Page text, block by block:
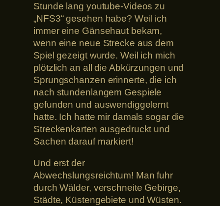
Stunde lang youtube-Videos zu
„NFS3“ gesehen habe? Weil ich
immer eine Gänsehaut bekam,
wenn eine neue Strecke aus dem
Spiel gezeigt wurde. Weil ich mich
plötzlich an all die Abkürzungen und
Sprungschanzen erinnerte, die ich
nach stundenlangem Gespiele
gefunden und auswendiggelernt
hatte. Ich hatte mir damals sogar die
Streckenkarten ausgedruckt und
Sachen darauf markiert!
Und erst der
Abwechslungsreichtum! Man fuhr
durch Wälder, verschneite Gebirge,
Städte, Küstengebiete und Wüsten.